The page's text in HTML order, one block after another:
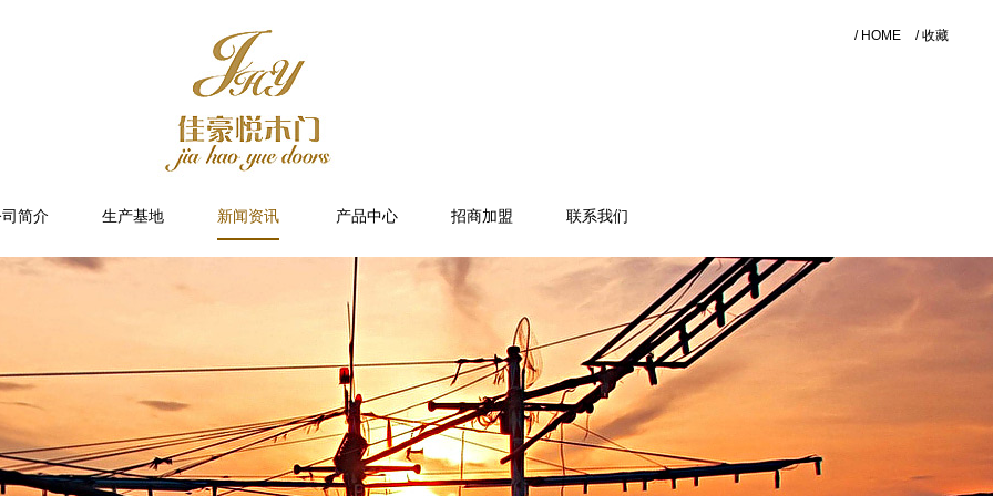
简介 生产基地 新闻资讯 产品中心 招商加盟 联系我们
/ HOME / 收藏